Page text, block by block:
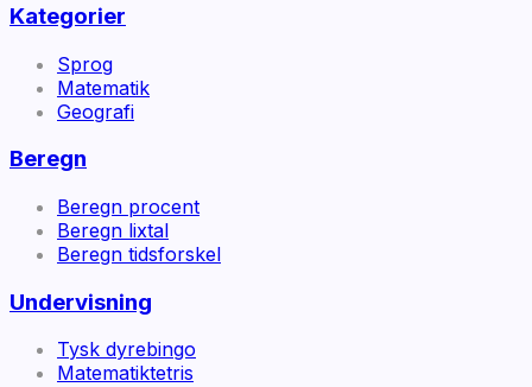
Kategorier
Sprog
Matematik
Geografi
Beregn
Beregn procent
Beregn lixtal
Beregn tidsforskel
Undervisning
Tysk dyrebingo
Matematiktetris